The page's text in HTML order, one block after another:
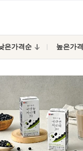
은가격순 높은가